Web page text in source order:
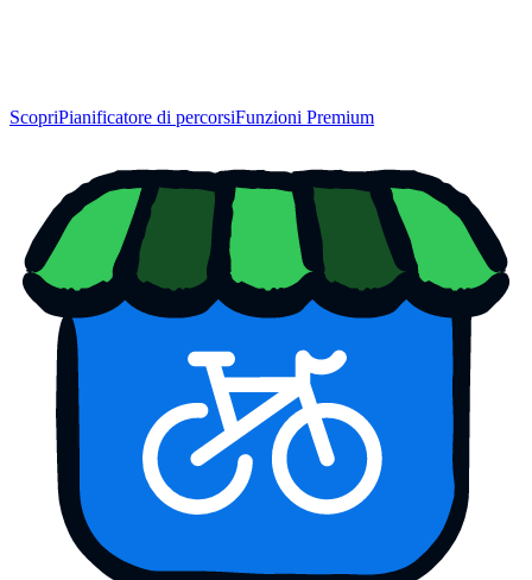
ScopriPianificatore di percorsiFunzioni Premium